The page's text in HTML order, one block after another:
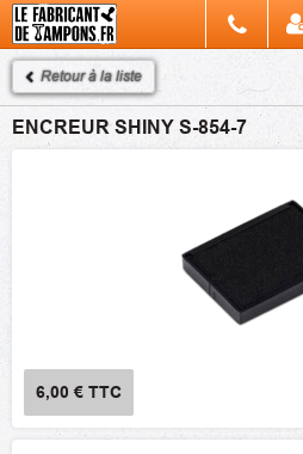
Retour à la liste
ENCREUR SHINY S-854-7
6,00 € TTC